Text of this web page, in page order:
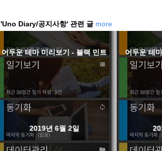
'Uno Diary/공지사항' 관련 글 more
어두운 테마 미리보기 - 블랙 민트
2019년 6월 2일
어두운 테